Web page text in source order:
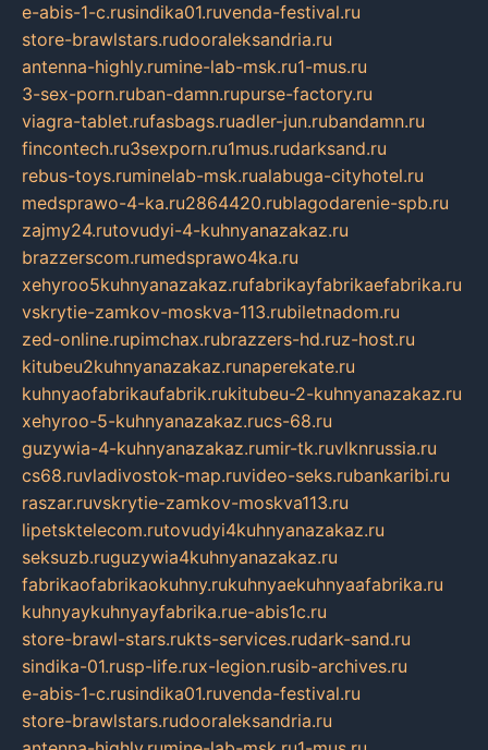
e-abis-1-c.rusindika01.ruvenda-festival.ru
store-brawlstars.rudooraleksandria.ru
antenna-highly.rumine-lab-msk.ru1-mus.ru
3-sex-porn.ruban-damn.rupurse-factory.ru
viagra-tablet.rufasbags.ruadler-jun.rubandamn.ru
fincontech.ru3sexporn.ru1mus.rudarksand.ru
rebus-toys.ruminelab-msk.rualabuga-cityhotel.ru
medsprawo-4-ka.ru2864420.rublagodarenie-spb.ru
zajmy24.rutovudyi-4-kuhnyanazakaz.ru
brazzerscom.rumedsprawo4ka.ru
xehyroo5kuhnyanazakaz.rufabrikayfabrikaefabrika.ru
vskrytie-zamkov-moskva-113.rubiletnadom.ru
zed-online.rupimchax.rubrazzers-hd.ruz-host.ru
kitubeu2kuhnyanazakaz.runaperekate.ru
kuhnyaofabrikaufabrik.rukitubeu-2-kuhnyanazakaz.ru
xehyroo-5-kuhnyanazakaz.rucs-68.ru
guzywia-4-kuhnyanazakaz.rumir-tk.ruvlknrussia.ru
cs68.ruvladivostok-map.ruvideo-seks.rubankaribi.ru
raszar.ruvskrytie-zamkov-moskva113.ru
lipetsktelecom.rutovudyi4kuhnyanazakaz.ru
seksuzb.ruguzywia4kuhnyanazakaz.ru
fabrikaofabrikaokuhny.rukuhnyaekuhnyaafabrika.ru
kuhnyaykuhnyayfabrika.rue-abis1c.ru
store-brawl-stars.rukts-services.rudark-sand.ru
sindika-01.rusp-life.rux-legion.rusib-archives.ru
e-abis-1-c.rusindika01.ruvenda-festival.ru
store-brawlstars.rudooraleksandria.ru